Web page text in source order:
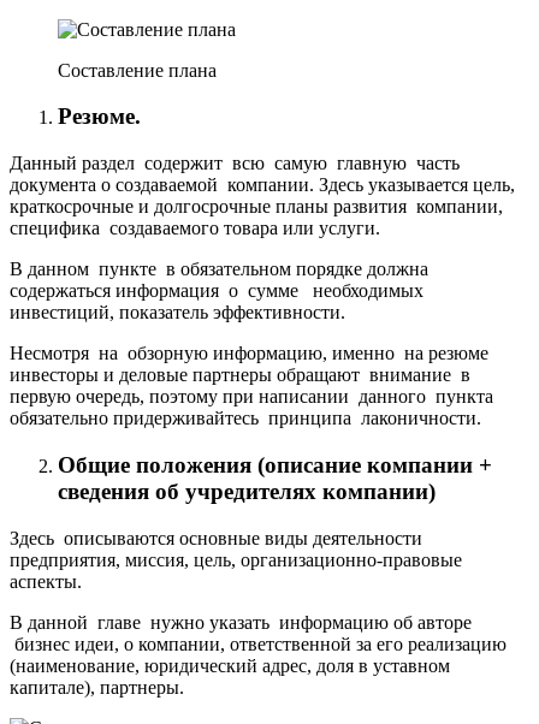
Составление плана
Резюме.
Данный раздел содержит всю самую главную часть
документа о создаваемой компании. Здесь указывается цель,
краткосрочные и долгосрочные планы развития компании,
специфика создаваемого товара или услуги.
В данном пункте в обязательном порядке должна
содержаться информация о сумме необходимых
инвестиций, показатель эффективности.
Несмотря на обзорную информацию, именно на резюме
инвесторы и деловые партнеры обращают внимание в
первую очередь, поэтому при написании данного пункта
обязательно придерживайтесь принципа лаконичности.
Общие положения (описание компании +
сведения об учредителях компании)
Здесь описываются основные виды деятельности
предприятия, миссия, цель, организационно-правовые
аспекты.
В данной главе нужно указать информацию об авторе
бизнес идеи, о компании, ответственной за его реализацию
(наименование, юридический адрес, доля в уставном
капитале), партнеры.